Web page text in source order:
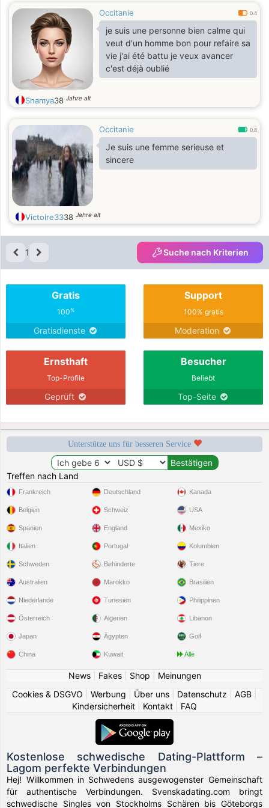
Occitanie 0.4
je suis une personne bien calme qui
veut d'un homme bon pour refaire sa
vie j'ai été battu je veux avancer
c'est déjà oublié
Shamya38 Jahre alt
Occitanie 0.8
Je suis une femme serieuse et
sincere
Victoire3338 Jahre alt
1 Suche nach Kriterien
Gratis
100%
Gratisdienste
Support
100% gratis
Moderation
Ernsthaft
Top-Profile
Geprüft
Besucher
Beliebt
Top-Seite
Unterstütze uns für besseren Service
Treffen nach Land
Frankreich
Belgien
Spanien
Italien
Schweden
Deutschland
Schweiz
England
Portugal
Behinderte
Kanada
USA
Mexiko
Kolumbien
Tiere
Australien
Niederlande
Österreich
Japan
China
Marokko
Tunesien
Algerien
Ägypten
Kuwait
Brasilien
Philippinen
Libanon
Golf
Alle
News| Fakes| Shop
Meinungen
Cookies & DSGVO
Werbung Über uns Datenschutz AGB
Kindersicherheit
Kontakt FAQ
Kostenlose schwedische Dating-Plattform –
Lagom perfekte Verbindungen
Hej! Willkommen in Schwedens ausgewogenster Gemeinschaft
für authentische Verbindungen. Svenskadating.com bringt
schwedische Singles von Stockholms Schären bis Göteborgs